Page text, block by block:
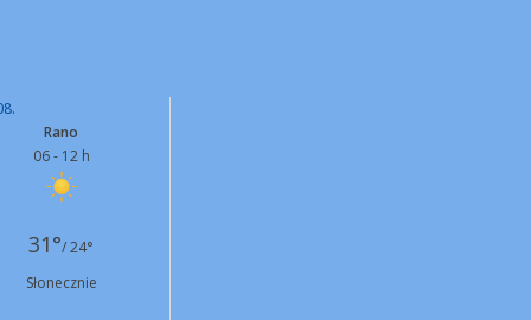
Rano
06 - 12 h
31°/ 24°
Słonecznie